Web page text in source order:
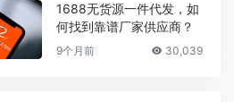
1688无货源一件代发，如
何找到靠谱厂家供应商？
9个月前 30,039